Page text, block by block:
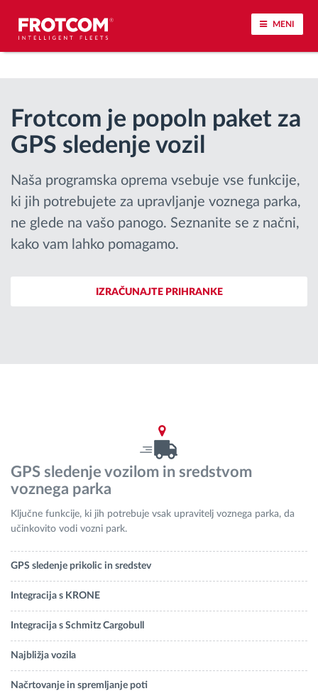
MENI
Sledenje vozil in spremljanje senzorjev
Analiza vedenja med vožnjo
Spremljanje voznih časov
Upravljanje delovne sile
Oddaljen prenos podatkov iz tahografa
Nadzor nad dostopom
Kako bomo rešili vse potrebe dejavnosti flote
Frotcom je popoln paket za
GPS sledenje vozil
Naša programska oprema vsebuje vse funkcije,
ki jih potrebujete za upravljanje voznega parka,
ne glede na vašo panogo. Seznanite se z načni,
kako vam lahko pomagamo.
IZRAČUNAJTE PRIHRANKE
GPS sledenje vozilom in sredstvom
voznega parka
Ključne funkcije, ki jih potrebuje vsak upravitelj voznega parka, da
učinkovito vodi vozni park.
GPS sledenje prikolic in sredstev
Integracija s KRONE
Integracija s Schmitz Cargobull
Najbližja vozila
Načrtovanje in spremljanje poti